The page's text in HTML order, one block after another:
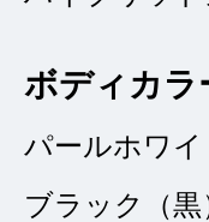
5点
ボディカラ
パールホワイ
ブラック（黒